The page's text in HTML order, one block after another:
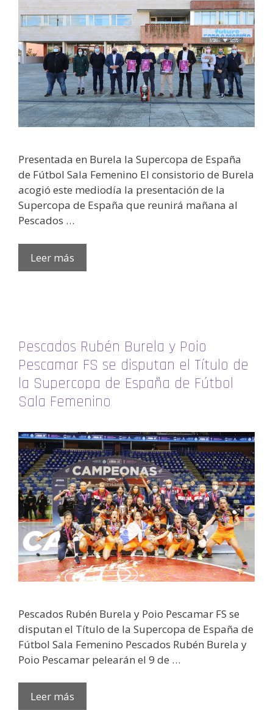
Presentada en Burela la Supercopa de España
de Fútbol Sala Femenino El consistorio de Burela
acogió este mediodía la presentación de la
Supercopa de España que reunirá mañana al
Pescados …
Leer más
Pescados Rubén Burela y Poio
Pescamar FS se disputan el Título de
la Supercopa de España de Fútbol
Sala Femenino
Pescados Rubén Burela y Poio Pescamar FS se
disputan el Título de la Supercopa de España de
Fútbol Sala Femenino Pescados Rubén Burela y
Poio Pescamar pelearán el 9 de …
Leer más